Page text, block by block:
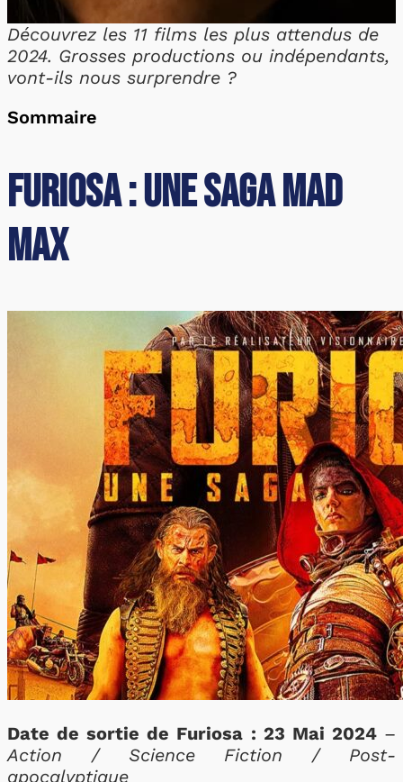
Découvrez les 11 films les plus attendus de
2024. Grosses productions ou indépendants,
vont-ils nous surprendre ?
Sommaire
Furiosa : une Saga Mad
Max
Date de sortie de Furiosa : 23 Mai 2024 –
Action / Science Fiction / Post-
apocalyptique